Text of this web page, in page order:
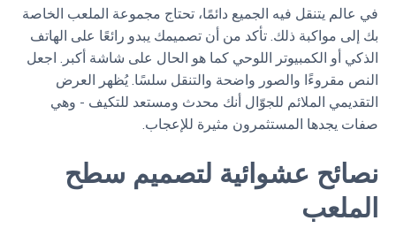
في عالم يتنقل فيه الجميع دائمًا، تحتاج مجموعة الملعب الخاصة
بك إلى مواكبة ذلك. تأكد من أن تصميمك يبدو رائعًا على الهاتف
الذكي أو الكمبيوتر اللوحي كما هو الحال على شاشة أكبر. اجعل
النص مقروءًا والصور واضحة والتنقل سلسًا. يُظهر العرض
التقديمي الملائم للجوّال أنك محدث ومستعد للتكيف - وهي
صفات يجدها المستثمرون مثيرة للإعجاب.
نصائح عشوائية لتصميم سطح
الملعب